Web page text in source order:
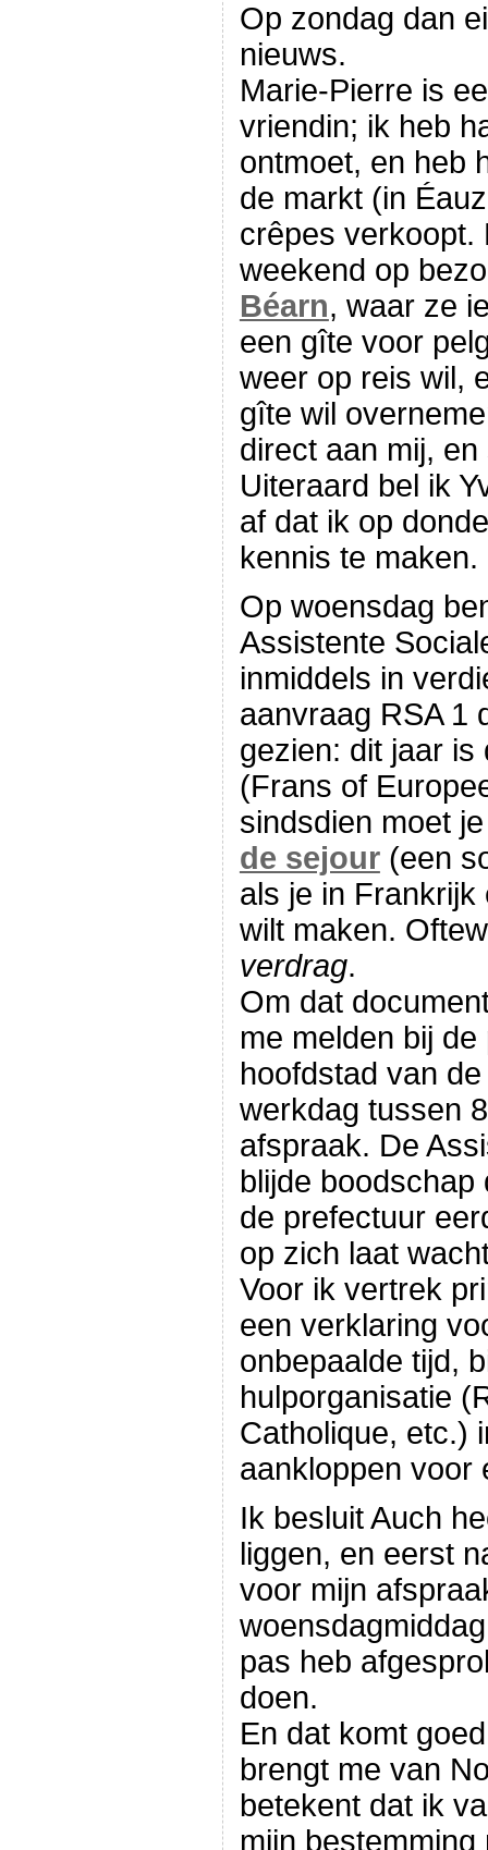
Op zondag dan
nieuws.
Marie-Pierre is
vriendin; ik heb
ontmoet, en heb
de markt (in
crêpes verkoopt.
weekend op
Béarn, waar ze
een gîte voor
weer op reis wil,
gîte wil
direct aan mij,
Uiteraard bel ik
af dat ik op
kennis te maken.
Op woensdag
Assistente
inmiddels in
aanvraag RSA 1
gezien: dit jaar
(Frans of
sindsdien moet
de sejour(een
als je in
wilt maken.
verdrag.
Om dat
me melden bij
hoofdstad van
werkdag tussen
afspraak. De
blijde
de prefectuur
op zich laat
Voor ik vertrek
een verklaring
onbepaalde tijd,
hulporganisatie
Catholique, etc.)
aankloppen voor
Ik besluit Auch
liggen, en eerst
voor mijn
pas heb
doen.
En dat komt
brengt me van
betekent dat ik
mijn